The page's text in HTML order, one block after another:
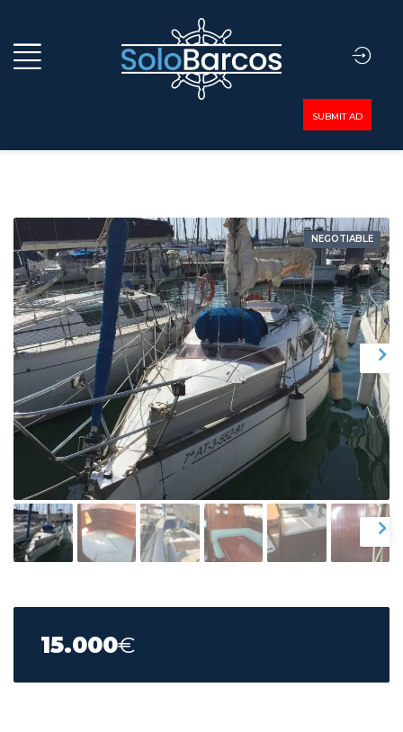
SUBMIT AD
NEGOTIABLE
15.000€